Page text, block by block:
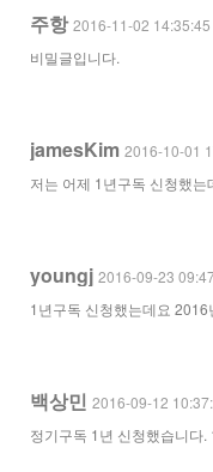
주항2016-11-02 14:35:45
비밀글입니다.
jamesKim 2016-10-01
저는 어제 1년구독 신청했
youngj 2016-09-23
1년구독 신청했는데요
백상민 2016-09-12
정기구독 1년 신청했습니다